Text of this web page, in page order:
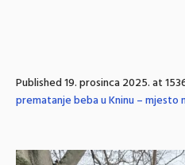
Published19. prosinca 2025.at
prematanje beba u Kninu – mjesto